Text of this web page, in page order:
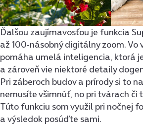
Ďalšou zaujímavosťou je funkcia
až 100-násobný digitálny zoom. Vo
pomáha umelá inteligencia, ktorá
a zároveň vie niektoré detaily
Pri záberoch budov a prírody si to
nemusíte všimnúť, no pri tvárach či
Túto funkciu som využil pri nočnej
a výsledok posúďte sami.